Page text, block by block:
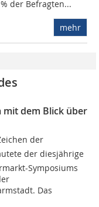
der Befragten...
mehr
mit dem Blick über
der
der diesjährige
Symposiums
Das